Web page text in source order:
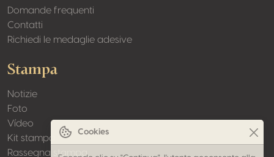
Domande frequenti
Contatti
Richiedi le medaglie adesive
Stampa
Notizie
Foto
Vídeo
Kit stampa
Rassegna stampa
Cookies